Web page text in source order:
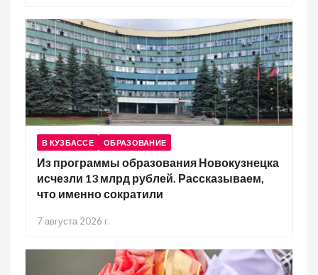
В КУЗБАССЕ ОБРАЗОВАНИЕ
Из программы образования Новокузнецка
исчезли 13 млрд рублей. Рассказываем,
что именно сократили
7 августа 2026 г.